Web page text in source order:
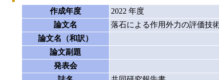
作成年度
2022 年度
論文名
落石による作用外力の評価技
論文名（和訳）
論文副題
発表会